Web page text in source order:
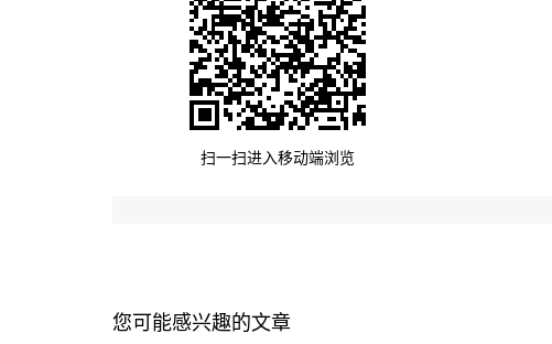
扫一扫进入移动端浏览
您可能感兴趣的文章